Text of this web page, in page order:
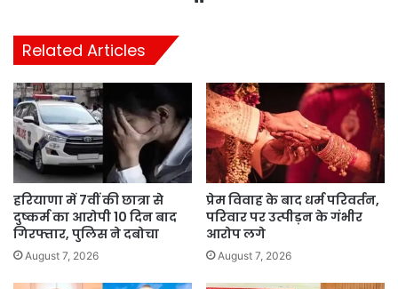
Related Articles
हरियाणा में 7वीं की छात्रा से
दुष्कर्म का आरोपी 10 दिन बाद
गिरफ्तार, पुलिस ने दबोचा
August 7, 2026
प्रेम विवाह के बाद धर्म परिवर्तन,
परिवार पर उत्पीड़न के गंभीर
आरोप लगे
August 7, 2026